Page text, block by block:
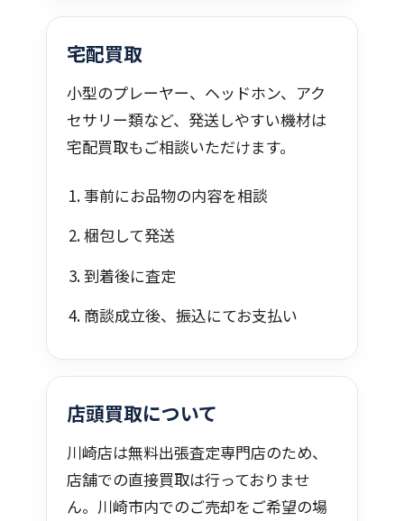
宅配買取
小型のプレーヤー、ヘッドホン、アク
セサリー類など、発送しやすい機材は
宅配買取もご相談いただけます。
事前にお品物の内容を相談
梱包して発送
到着後に査定
商談成立後、振込にてお支払い
店頭買取について
川崎店は無料出張査定専門店のため、
店舗での直接買取は行っておりませ
ん。川崎市内でのご売却をご希望の場